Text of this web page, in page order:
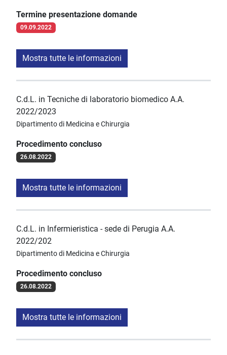
Termine presentazione domande
09.09.2022
Mostra tutte le informazioni
C.d.L. in Tecniche di laboratorio biomedico A.A.
2022/2023
Dipartimento di Medicina e Chirurgia
Procedimento concluso
26.08.2022
Mostra tutte le informazioni
C.d.L. in Infermieristica - sede di Perugia A.A.
2022/202
Dipartimento di Medicina e Chirurgia
Procedimento concluso
26.08.2022
Mostra tutte le informazioni